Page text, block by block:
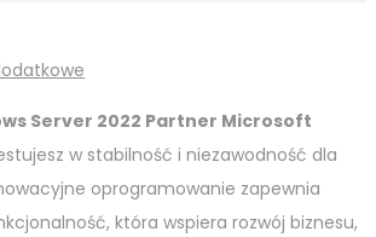
Server 2022 Partner Microsoft
w stabilność i niezawodność dla
oprogramowanie zapewnia
która wspiera rozwój biznesu,